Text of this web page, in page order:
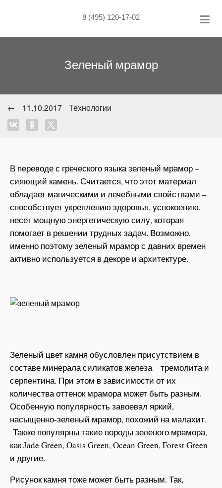
8 (495) 120-17-02
Зеленый мрамор
← 11.10.2017 Технологии
В переводе с греческого языка зеленый мрамор –
сияющий камень. Считается, что этот материал
обладает магическими и лечебными свойствами –
способствует укреплению здоровья, успокоению,
несет мощную энергетическую силу, которая
помогает в решении трудных задач. Возможно,
именно поэтому зеленый мрамор с давних времен
активно используется в декоре и архитектуре.
Зеленый цвет камня обусловлен присутствием в
составе минерала силикатов железа – тремолита и
серпентина. При этом в зависимости от их
количества оттенок мрамора может быть разным.
Особенную популярность завоевал яркий,
насыщенно-зеленый мрамор, похожий на малахит.
Также популярны такие породы зеленого мрамора,
как Jade Green, Oasis Green, Ocean Green, Forest Green
и другие.
Рисунок камня тоже может быть разным. Так,